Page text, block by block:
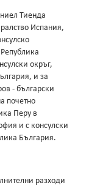
Тиенда
Испания,
окръг,
и за
- български
почетно
Перу в
и с консулски
България.
разходи